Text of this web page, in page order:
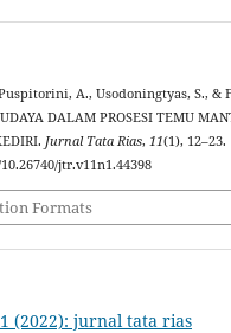
A., Usodoningtyas, S., &
DALAM PROSESI TEMU
Jurnal Tata Rias, 11(1), 12–23.
jtr.v11n1.44398
Formats
(2022): jurnal tata rias